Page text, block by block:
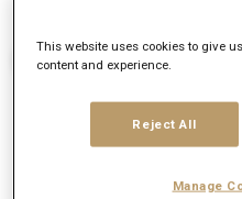
Função
This website uses cookies to give
content and experience.
Reject All
Manage